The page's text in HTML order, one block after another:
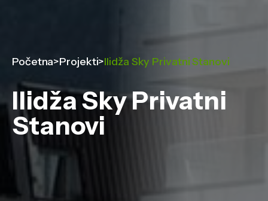
Početna>Projekti>Ilidža Sky Privatni Stanovi
Ilidža Sky Privatni
Stanovi